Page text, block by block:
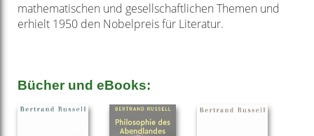
mathematischen und gesellschaftlichen Themen und
erhielt 1950 den Nobelpreis für Literatur.
Bücher und eBooks: